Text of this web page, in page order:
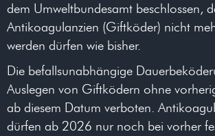
dem Umweltbundesamt beschlossen,
Antikoagulanzien (Giftköder) nicht
werden dürfen wie bisher.
Die befallsunabhängige
Auslegen von Giftködern ohne
ab diesem Datum verboten.
dürfen ab 2026 nur noch bei vorher